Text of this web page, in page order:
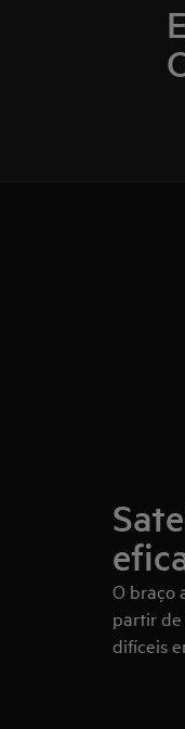
O braço
partir de
difíceis